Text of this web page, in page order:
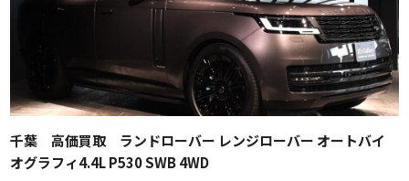
千葉 高価買取 ランドローバー レンジローバー オートバイ
オグラフィ4.4L P530 SWB 4WD